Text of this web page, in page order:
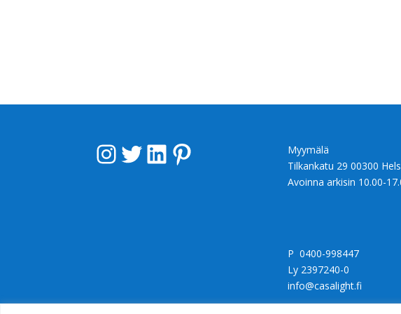
InstagramTwitter LinkedIn Pinterest
Myymälä
Tilkankatu 29 00300
Avoinna arkisin 10.00-
P 0400-998447
Ly 2397240-0
info@casalight.fi